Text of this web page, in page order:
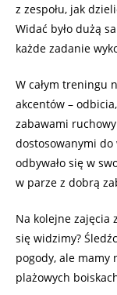
z zespołu, jak
Widać było dużą
każde zadanie
W całym treningu
akcentów –
zabawami
dostosowanymi
odbywało się w
w parze z dobrą
Na kolejne zajęcia
się widzimy?
pogody, ale mamy
plażowych